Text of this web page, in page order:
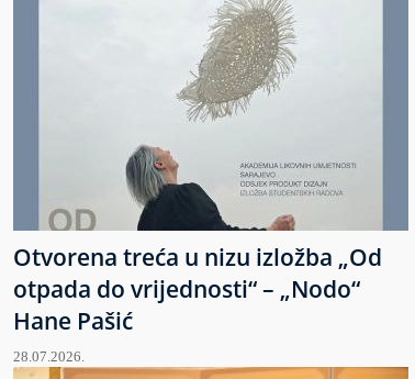
Otvorena treća u nizu izložba „Od
otpada do vrijednosti“ – „Nodo“
Hane Pašić
28.07.2026.